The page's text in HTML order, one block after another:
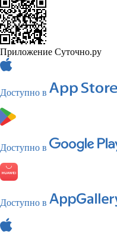
Приложение Суточно.ру
Доступно в
Доступно в
Доступно в